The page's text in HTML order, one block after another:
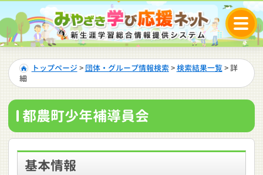
トップページ > 団体・グループ情報検索 >検索結果一覧> 詳
細
都農町少年補導員会
基本情報